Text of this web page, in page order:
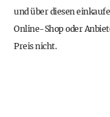
und über diesen
Online-Shop oder
Preis nicht.